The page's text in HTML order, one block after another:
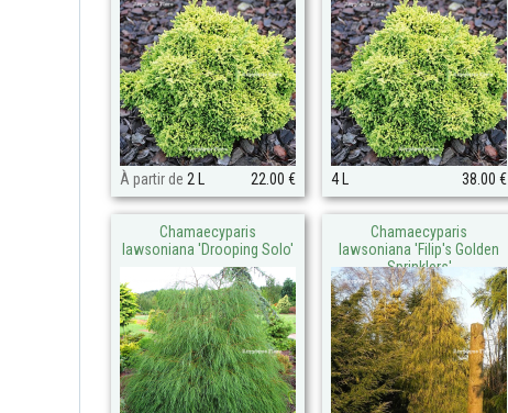
À partir de 2 L 22.00 € 4 L 38.00 €
Chamaecyparis
lawsoniana 'Drooping Solo'
Chamaecyparis
lawsoniana 'Filip's Golden
Sprinklers'